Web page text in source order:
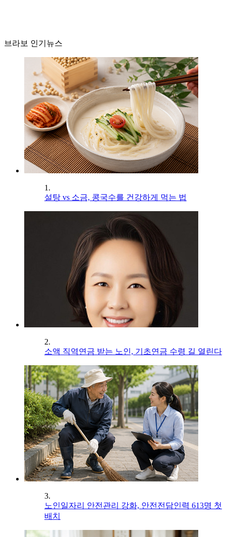
브라보 인기뉴스
1.
설탕 vs 소금, 콩국수를 건강하게 먹는 법
2.
소액 직역연금 받는 노인, 기초연금 수령 길 열린다
3.
노인일자리 안전관리 강화, 안전전담인력 613명 첫
배치